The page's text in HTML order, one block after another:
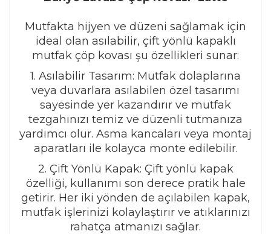
Mutfakta hijyen ve düzeni sağlamak için
ideal olan asılabilir, çift yönlü kapaklı
mutfak çöp kovası şu özellikleri sunar:
1. Asılabilir Tasarım: Mutfak dolaplarına
veya duvarlara asılabilen özel tasarımı
sayesinde yer kazandırır ve mutfak
tezgahınızı temiz ve düzenli tutmanıza
yardımcı olur. Asma kancaları veya montaj
aparatları ile kolayca monte edilebilir.
2. Çift Yönlü Kapak: Çift yönlü kapak
özelliği, kullanımı son derece pratik hale
getirir. Her iki yönden de açılabilen kapak,
mutfak işlerinizi kolaylaştırır ve atıklarınızı
rahatça atmanızı sağlar.